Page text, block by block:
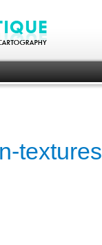
textures